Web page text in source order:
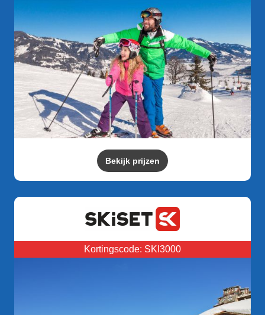
Bekijk prijzen
Kortingscode: SKI3000